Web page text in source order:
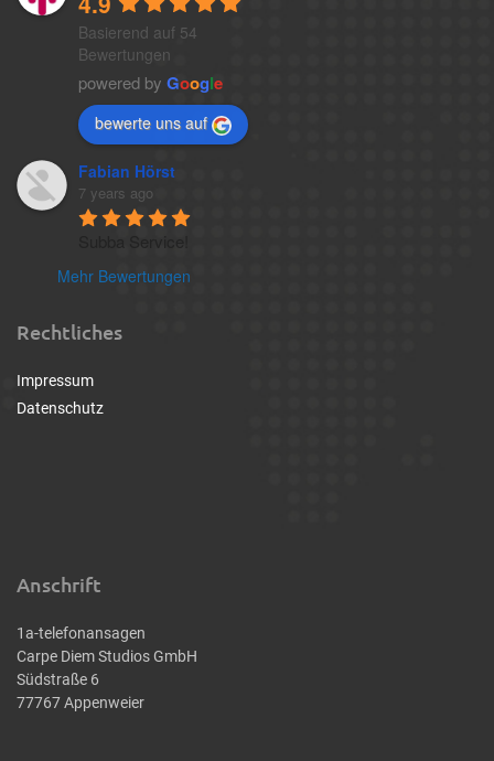
Basierend auf 54
Bewertungen
powered by Google
bewerte uns auf
Fabian Hörst
7 years ago
Mehr Bewertungen
Rechtliches
Impressum
Datenschutz
Anschrift
1a-telefonansagen
Carpe Diem Studios GmbH
Südstraße 6
77767 Appenweier